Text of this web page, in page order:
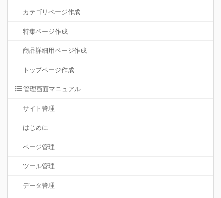
カテゴリページ作成
特集ページ作成
商品詳細用ページ作成
トップページ作成
管理画面マニュアル
サイト管理
はじめに
ページ管理
ツール管理
データ管理